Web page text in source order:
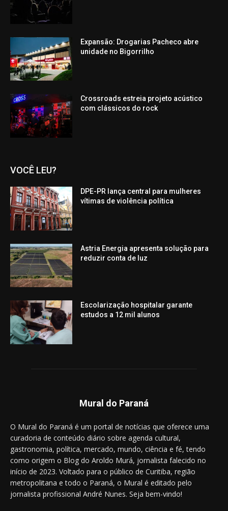
Expansão: Drogarias Pacheco abre
unidade no Bigorrilho
Crossroads estreia projeto acústico
com clássicos do rock
VOCÊ LEU?
DPE-PR lança central para mulheres
vítimas de violência política
Astria Energia apresenta solução para
reduzir conta de luz
Escolarização hospitalar garante
estudos a 12 mil alunos
Mural do Paraná
O Mural do Paraná é um portal de notícias que oferece uma
curadoria de conteúdo diário sobre agenda cultural,
gastronomia, política, mercado, mundo, ciência e fé, tendo
como origem o Blog do Aroldo Murá, jornalista falecido no
início de 2023. Voltado para o público de Curitiba, região
metropolitana e todo o Paraná, o Mural é editado pelo
jornalista profissional André Nunes. Seja bem-vindo!